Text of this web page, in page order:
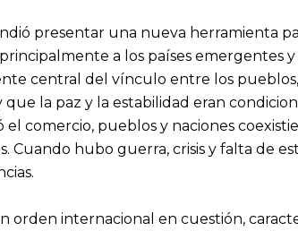
presentar una nueva herramienta
a los países emergentes
central del vínculo entre los
la paz y la estabilidad eran
comercio, pueblos y naciones
hubo guerra, crisis y falta de
orden internacional en cuestión,